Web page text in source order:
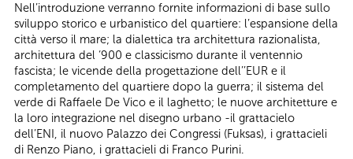
Nell’introduzione verranno fornite informazioni di base sullo
sviluppo storico e urbanistico del quartiere: l’espansione della
città verso il mare; la dialettica tra architettura razionalista,
architettura del ‘900 e classicismo durante il ventennio
fascista; le vicende della progettazione dell’’EUR e il
completamento del quartiere dopo la guerra; il sistema del
verde di Raffaele De Vico e il laghetto; le nuove architetture e
la loro integrazione nel disegno urbano -il grattacielo
dell’ENI, il nuovo Palazzo dei Congressi (Fuksas), i grattacieli
di Renzo Piano, i grattacieli di Franco Purini.